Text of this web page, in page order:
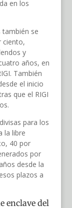
en los
también se
ciento,
y
años, en
También
el inicio
que el RIGI
para los
la libre
40 por
por
desde la
plazos a
enclave del